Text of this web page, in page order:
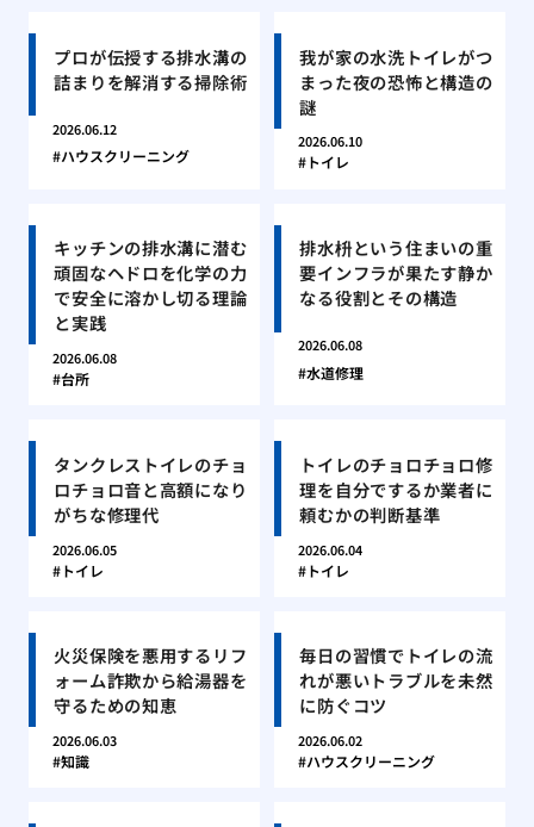
プロが伝授する排水溝の
詰まりを解消する掃除術
2026.06.12
ハウスクリーニング
我が家の水洗トイレがつ
まった夜の恐怖と構造の
謎
2026.06.10
トイレ
キッチンの排水溝に潜む
頑固なヘドロを化学の力
で安全に溶かし切る理論
と実践
2026.06.08
台所
排水枡という住まいの重
要インフラが果たす静か
なる役割とその構造
2026.06.08
水道修理
タンクレストイレのチョ
ロチョロ音と高額になり
がちな修理代
2026.06.05
トイレ
トイレのチョロチョロ修
理を自分でするか業者に
頼むかの判断基準
2026.06.04
トイレ
火災保険を悪用するリフ
ォーム詐欺から給湯器を
守るための知恵
2026.06.03
知識
毎日の習慣でトイレの流
れが悪いトラブルを未然
に防ぐコツ
2026.06.02
ハウスクリーニング